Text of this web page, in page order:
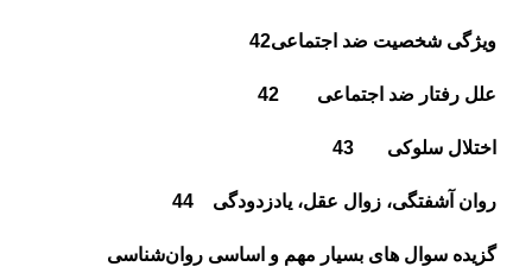
ويژگى شخصيت ضد اجتماعى42
علل رفتار ضد اجتماعى
اختلال سلوكى
روان آشفتگى، زوال عقل، يادزدودگى
گزیده سوال های بسیار مهم و اساسی روان‌شناسى